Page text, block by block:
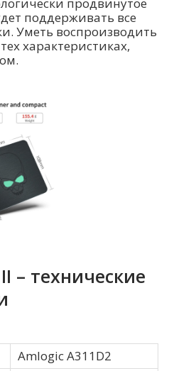
продвинутое
поддерживать все
Уметь воспроизводить
характеристиках,
– технические
Amlogic A311D2